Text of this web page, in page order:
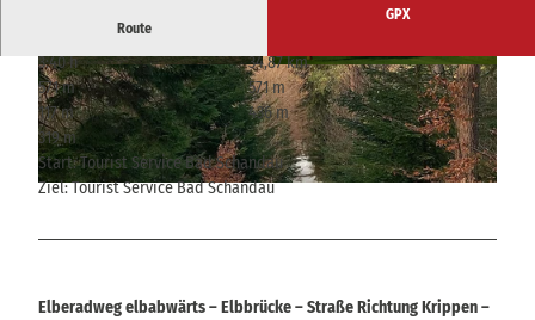
© Alrun Flechsig, Tourismusverband Sächsische Schweiz
© Alrun Flechsig, Tourismusverband Sächsisch
e Schweiz
© Alrun Flechsig, Tourismusverband Sächsisch
e Schweiz
Route
GPX
3:40 h
34,87 km
571 m
571 m
117 m
436 m
319 m
Start: Tourist Service Bad Schandau
Ziel: Tourist Service Bad Schandau
Elberadweg elbabwärts – Elbbrücke – Straße Richtung Krippen –